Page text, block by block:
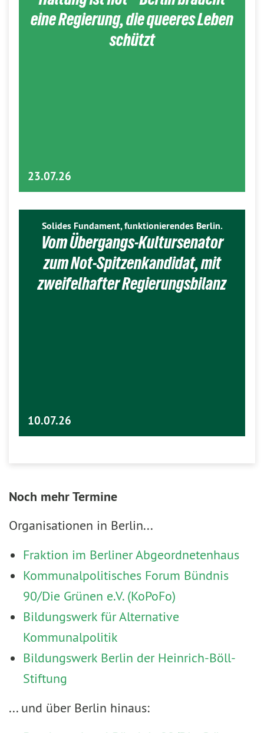
eine Regierung, die queeres Leben
schützt
23.07.26
Solides Fundament, funktionierendes Berlin.
Vom Übergangs-Kultursenator
zum Not-Spitzenkandidat, mit
zweifelhafter Regierungsbilanz
10.07.26
Noch mehr Termine
Organisationen in Berlin...
Fraktion im Berliner Abgeordnetenhaus
Kommunalpolitisches Forum Bündnis
90/Die Grünen e.V. (KoPoFo)
Bildungswerk für Alternative
Kommunalpolitik
Bildungswerk Berlin der Heinrich-Böll-
Stiftung
... und über Berlin hinaus: